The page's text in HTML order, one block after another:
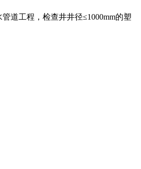
道工程，检查井井径≤1000mm的塑